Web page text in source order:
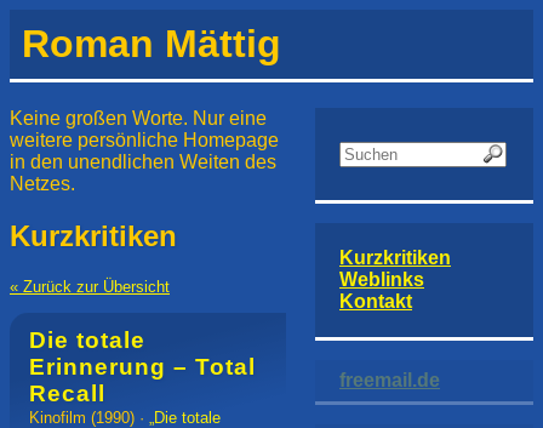
Roman Mättig
Kurzkritiken
Weblinks
Kontakt
freemail.de
Keine großen Worte. Nur eine
weitere persönliche Homepage
in den unendlichen Weiten des
Netzes.
Kurzkritiken
« Zurück zur Übersicht
Die totale
Erinnerung – Total
Recall
Kinofilm (1990) ·
„Die totale